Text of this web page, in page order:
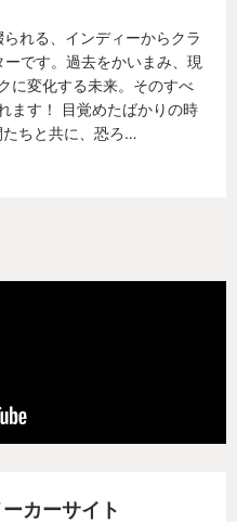
れる、インディーからクラ
です。過去をかいまみ、現
に変化する未来。そのすべ
ます！ 目覚めたばかりの時
ちと共に、恐ろ…
カーサイト